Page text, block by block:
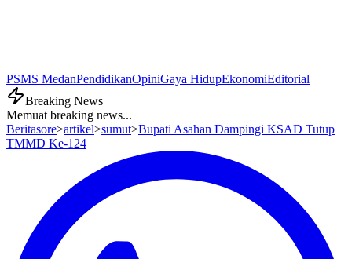
PSMS MedanPendidikanOpiniGaya HidupEkonomiEditorial
Breaking News
Memuat breaking news...
Beritasore>artikel>sumut>Bupati Asahan Dampingi KSAD Tutup
TMMD Ke-124